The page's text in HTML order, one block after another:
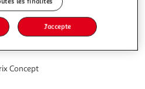
Concept
J'accepte